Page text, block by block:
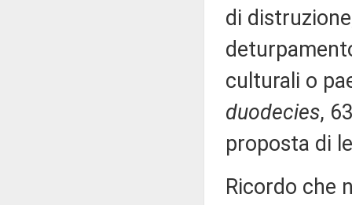
di
culturali o
duodecies,
proposta di
Ricordo che